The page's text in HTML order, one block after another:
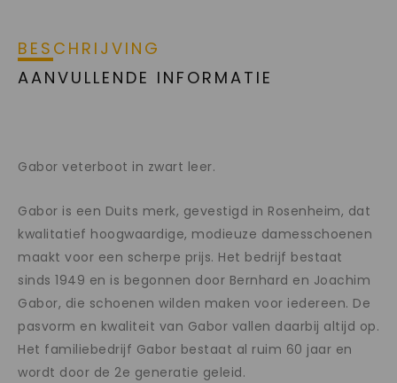
BESCHRIJVING
AANVULLENDE INFORMATIE
Gabor veterboot in zwart leer.
Gabor is een Duits merk, gevestigd in Rosenheim, dat
kwalitatief hoogwaardige, modieuze damesschoenen
maakt voor een scherpe prijs. Het bedrijf bestaat
sinds 1949 en is begonnen door Bernhard en Joachim
Gabor, die schoenen wilden maken voor iedereen. De
pasvorm en kwaliteit van Gabor vallen daarbij altijd op.
Het familiebedrijf Gabor bestaat al ruim 60 jaar en
wordt door de 2e generatie geleid.